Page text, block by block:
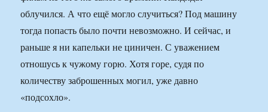
облучился. А что ещё могло случиться? Под машину
тогда попасть было почти невозможно. И сейчас, и
раньше я ни капельки не циничен. С уважением
отношусь к чужому горю. Хотя горе, судя по
количеству заброшенных могил, уже давно
«подсохло».